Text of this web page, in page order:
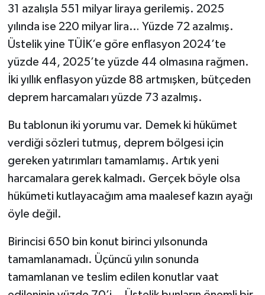
31 azalışla 551 milyar liraya gerilemiş. 2025
yılında ise 220 milyar lira… Yüzde 72 azalmış.
Üstelik yine TÜİK’e göre enflasyon 2024’te
yüzde 44, 2025’te yüzde 44 olmasına rağmen.
İki yıllık enflasyon yüzde 88 artmışken, bütçeden
deprem harcamaları yüzde 73 azalmış.
Bu tablonun iki yorumu var. Demek ki hükümet
verdiği sözleri tutmuş, deprem bölgesi için
gereken yatırımları tamamlamış. Artık yeni
harcamalara gerek kalmadı. Gerçek böyle olsa
hükümeti kutlayacağım ama maalesef kazın ayağı
öyle değil.
Birincisi 650 bin konut birinci yılsonunda
tamamlanamadı. Üçüncü yılın sonunda
tamamlanan ve teslim edilen konutlar vaat